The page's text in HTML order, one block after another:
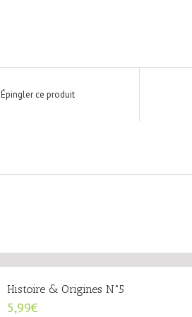
Épingler ce produit
Histoire & Origines N°5
5,99€